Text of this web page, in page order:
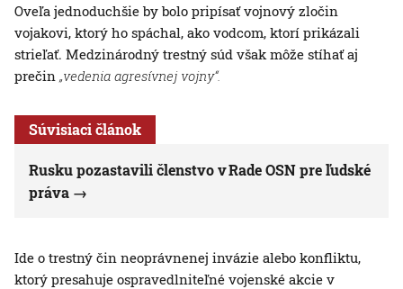
Oveľa jednoduchšie by bolo pripísať vojnový zločin
vojakovi, ktorý ho spáchal, ako vodcom, ktorí prikázali
strieľať. Medzinárodný trestný súd však môže stíhať aj
prečin „vedenia agresívnej vojny“.
Súvisiaci článok
Rusku pozastavili členstvo v Rade OSN pre ľudské
práva
Ide o trestný čin neoprávnenej invázie alebo konfliktu,
ktorý presahuje ospravedlniteľné vojenské akcie v